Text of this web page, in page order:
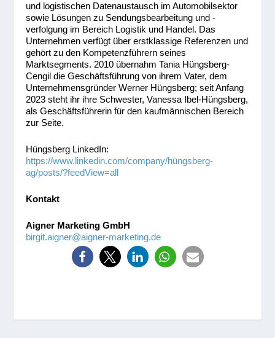
und logistischen Datenaustausch im Automobilsektor
sowie Lösungen zu Sendungsbearbeitung und -
verfolgung im Bereich Logistik und Handel. Das
Unternehmen verfügt über erstklassige Referenzen und
gehört zu den Kompetenzführern seines
Marktsegments. 2010 übernahm Tania Hüngsberg-
Cengil die Geschäftsführung von ihrem Vater, dem
Unternehmensgründer Werner Hüngsberg; seit Anfang
2023 steht ihr ihre Schwester, Vanessa Ibel-Hüngsberg,
als Geschäftsführerin für den kaufmännischen Bereich
zur Seite.
Hüngsberg LinkedIn:
https://www.linkedin.com/company/hüngsberg-
ag/posts/?feedView=all
Kontakt
Aigner Marketing GmbH
birgit.aigner@aigner-marketing.de